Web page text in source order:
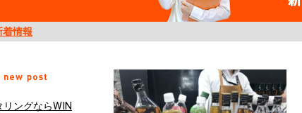
着情報
ングならWIN